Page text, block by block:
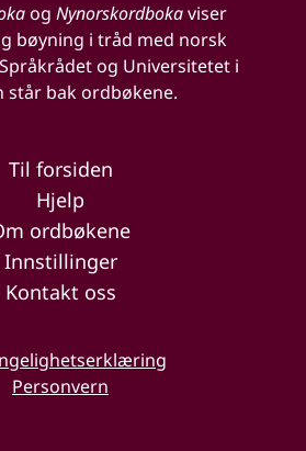
og Nynorskordbokaviser
bøyning i tråd med norsk
og Universitetet i
står bak ordbøkene.
Til forsiden
Hjelp
ordbøkene
Innstillinger
Kontakt oss
Personvern